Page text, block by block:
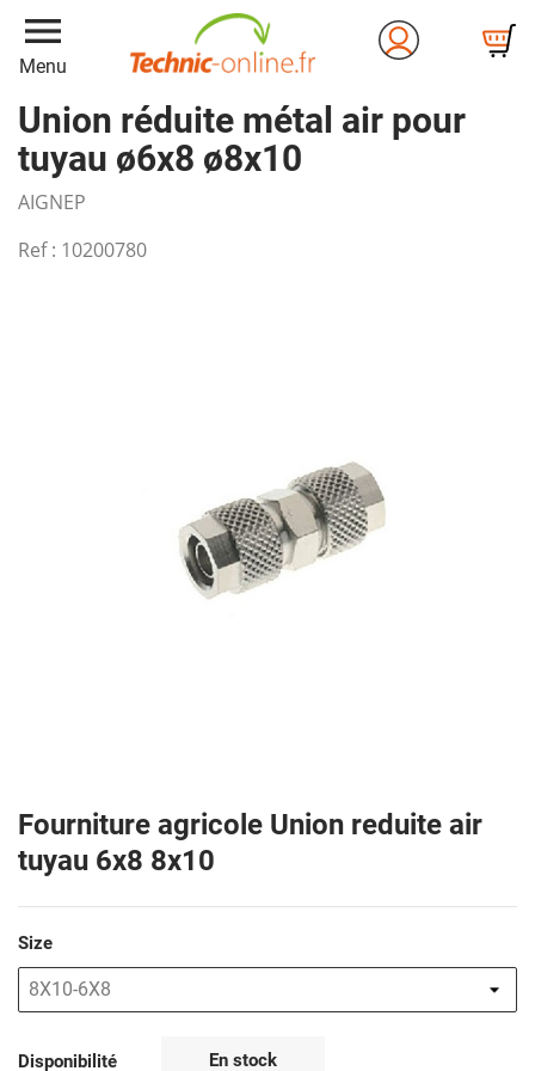
menu
Menu
Union réduite métal air pour
tuyau ø6x8 ø8x10
AIGNEP
Ref : 10200780
Fourniture agricole Union reduite air
tuyau 6x8 8x10
Size
Disponibilité En stock